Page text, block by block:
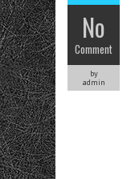
No
Comment
by
admin